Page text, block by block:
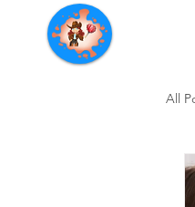
Servicios de
All